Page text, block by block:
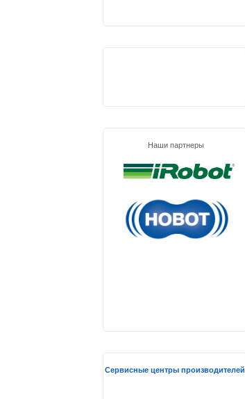
Наши партнеры
Сервисные центры производителей